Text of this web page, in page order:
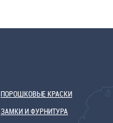
ПОРОШКОВЫЕ КРАСКИ
ЗАМКИ И ФУРНИТУРА